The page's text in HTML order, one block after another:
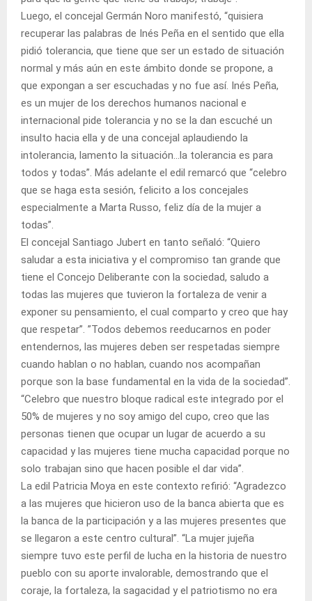
Luego, el concejal Germán Noro manifestó, “quisiera
recuperar las palabras de Inés Peña en el sentido que ella
pidió tolerancia, que tiene que ser un estado de situación
normal y más aún en este ámbito donde se propone, a
que expongan a ser escuchadas y no fue así. Inés Peña,
es un mujer de los derechos humanos nacional e
internacional pide tolerancia y no se la dan escuché un
insulto hacia ella y de una concejal aplaudiendo la
intolerancia, lamento la situación…la tolerancia es para
todos y todas”. Más adelante el edil remarcó que “celebro
que se haga esta sesión, felicito a los concejales
especialmente a Marta Russo, feliz día de la mujer a
todas”.
El concejal Santiago Jubert en tanto señaló: “Quiero
saludar a esta iniciativa y el compromiso tan grande que
tiene el Concejo Deliberante con la sociedad, saludo a
todas las mujeres que tuvieron la fortaleza de venir a
exponer su pensamiento, el cual comparto y creo que hay
que respetar”. ”Todos debemos reeducarnos en poder
entendernos, las mujeres deben ser respetadas siempre
cuando hablan o no hablan, cuando nos acompañan
porque son la base fundamental en la vida de la sociedad”.
“Celebro que nuestro bloque radical este integrado por el
50% de mujeres y no soy amigo del cupo, creo que las
personas tienen que ocupar un lugar de acuerdo a su
capacidad y las mujeres tiene mucha capacidad porque no
solo trabajan sino que hacen posible el dar vida”.
La edil Patricia Moya en este contexto refirió: “Agradezco
a las mujeres que hicieron uso de la banca abierta que es
la banca de la participación y a las mujeres presentes que
se llegaron a este centro cultural”. “La mujer jujeña
siempre tuvo este perfil de lucha en la historia de nuestro
pueblo con su aporte invalorable, demostrando que el
coraje, la fortaleza, la sagacidad y el patriotismo no era